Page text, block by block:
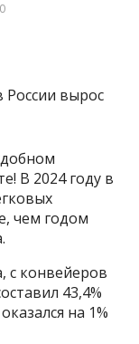
В 2024 году в
чем годом
с конвейеров
43,4%
на 1%